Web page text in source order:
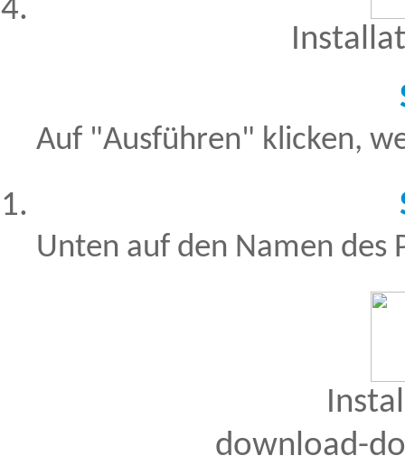
Auf "Ausführen" klicken,
Unten auf den Namen des
download-